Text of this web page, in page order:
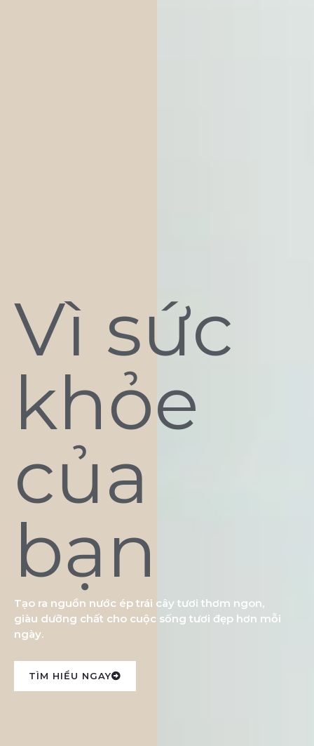
Vì sức
khỏe
của
bạn
Tạo ra nguồn nước ép trái cây tươi thơm ngon,
giàu dưỡng chất cho cuộc sống tươi đẹp hơn mỗi
ngày.
TÌM HIỂU NGAY